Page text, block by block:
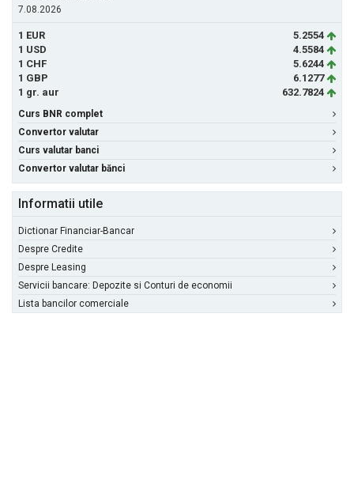
7.08.2026
1 EUR
5.2554
1 USD
4.5584
1 CHF
5.6244
1 GBP
6.1277
1 gr. aur
632.7824
Curs BNR complet
Convertor valutar
Curs valutar banci
Convertor valutar bănci
Informatii utile
Dictionar Financiar-Bancar
Despre Credite
Despre Leasing
Servicii bancare: Depozite si Conturi de economii
Lista bancilor comerciale